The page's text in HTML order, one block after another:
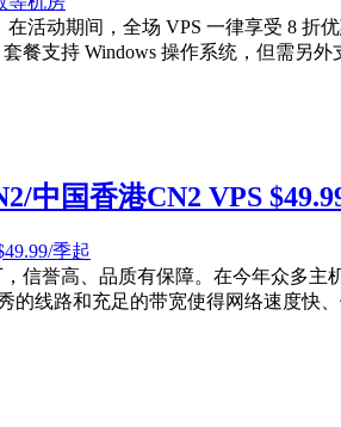
活动期间，全场 VPS 一律享受 8 折
餐支持 Windows 操作系统，但需另
中国香港CN2 VPS
信誉高、品质有保障。在今年众多
线路和充足的带宽使得网络速度快